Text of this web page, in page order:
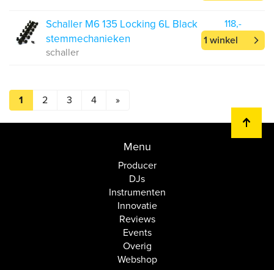
Schaller M6 135 Locking 6L Black
stemmechanieken
schaller
118,-
1 winkel
1 2 3 4 »
Menu
Producer
DJs
Instrumenten
Innovatie
Reviews
Events
Overig
Webshop